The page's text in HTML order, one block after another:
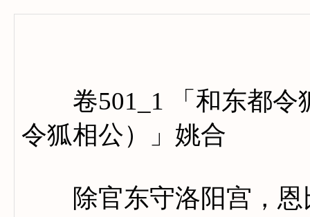
卷501_1 「和东都令
令狐相公）」姚合
除官东守洛阳宫，恩